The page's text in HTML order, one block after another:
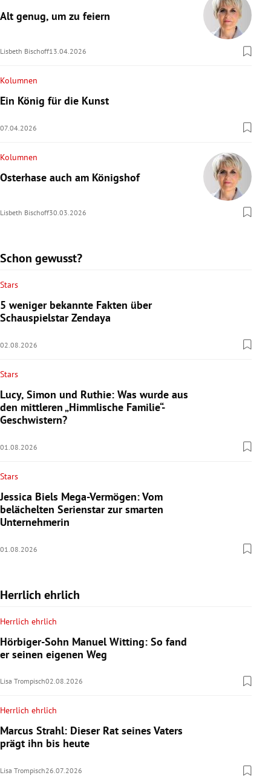
Alt genug, um zu feiern
Lisbeth Bischoff13.04.2026
Kolumnen
Ein König für die Kunst
07.04.2026
Kolumnen
Osterhase auch am Königshof
Lisbeth Bischoff30.03.2026
Schon gewusst?
Stars
5 weniger bekannte Fakten über
Schauspielstar Zendaya
02.08.2026
Stars
Lucy, Simon und Ruthie: Was wurde aus
den mittleren „Himmlische Familie“-
Geschwistern?
01.08.2026
Stars
Jessica Biels Mega-Vermögen: Vom
belächelten Serienstar zur smarten
Unternehmerin
01.08.2026
Herrlich ehrlich
Herrlich ehrlich
Hörbiger-Sohn Manuel Witting: So fand
er seinen eigenen Weg
Lisa Trompisch02.08.2026
Herrlich ehrlich
Marcus Strahl: Dieser Rat seines Vaters
prägt ihn bis heute
Lisa Trompisch26.07.2026